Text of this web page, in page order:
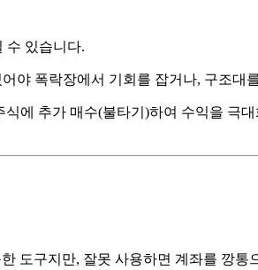
수 있습니다.
야 폭락장에서 기회를 잡거나, 구조대
에 추가 매수(불타기)하여 수익을 극
도구지만, 잘못 사용하면 계좌를 깡통